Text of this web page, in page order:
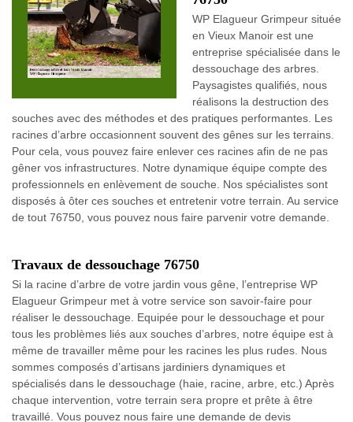
WP Elagueur Grimpeur située
en Vieux Manoir est une
entreprise spécialisée dans le
dessouchage des arbres.
Paysagistes qualifiés, nous
réalisons la destruction des
souches avec des méthodes et des pratiques performantes. Les
racines d’arbre occasionnent souvent des gênes sur les terrains.
Pour cela, vous pouvez faire enlever ces racines afin de ne pas
gêner vos infrastructures. Notre dynamique équipe compte des
professionnels en enlèvement de souche. Nos spécialistes sont
disposés à ôter ces souches et entretenir votre terrain. Au service
de tout 76750, vous pouvez nous faire parvenir votre demande.
Travaux de dessouchage 76750
Si la racine d’arbre de votre jardin vous gêne, l’entreprise WP
Elagueur Grimpeur met à votre service son savoir-faire pour
réaliser le dessouchage. Equipée pour le dessouchage et pour
tous les problèmes liés aux souches d’arbres, notre équipe est à
même de travailler même pour les racines les plus rudes. Nous
sommes composés d’artisans jardiniers dynamiques et
spécialisés dans le dessouchage (haie, racine, arbre, etc.) Après
chaque intervention, votre terrain sera propre et prête à être
travaillé. Vous pouvez nous faire une demande de devis